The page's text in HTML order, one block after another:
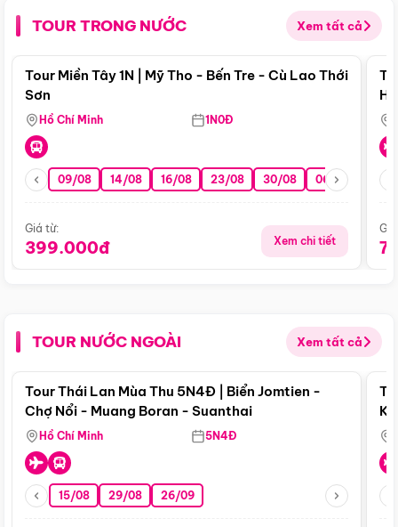
TOUR TRONG NƯỚC Xem tất cả
Điểm nổi bật
Tour Miền Tây 1N | Mỹ Tho - Bến Tre - Cù Lao Thới
Sơn
Hồ Chí Minh 1N0Đ
09/08 14/08 16/08 23/08 30/08 06/09 13/09
Giá từ:
399.000đ Xem chi tiết
TOUR NƯỚC NGOÀI Xem tất cả
Điểm nổi bật
Tour Thái Lan Mùa Thu 5N4Đ | Biển Jomtien -
Chợ Nổi - Muang Boran - Suanthai
Hồ Chí Minh 5N4Đ
15/08 29/08 26/09